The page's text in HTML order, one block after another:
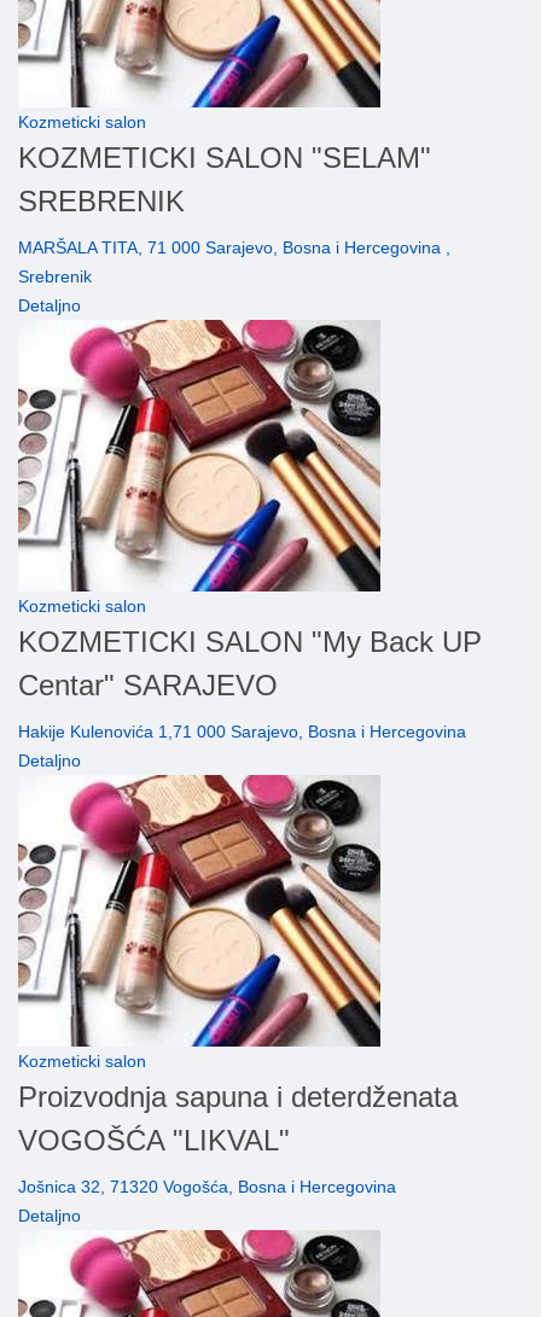
Kozmeticki salon
KOZMETICKI SALON "SELAM"
SREBRENIK
MARŠALA TITA, 71 000 Sarajevo, Bosna i Hercegovina ,
Srebrenik
Detaljno
Kozmeticki salon
KOZMETICKI SALON "My Back UP
Centar" SARAJEVO
Hakije Kulenovića 1,71 000 Sarajevo, Bosna i Hercegovina
Detaljno
Kozmeticki salon
Proizvodnja sapuna i deterdženata
VOGOŠĆA "LIKVAL"
Jošnica 32, 71320 Vogošća, Bosna i Hercegovina
Detaljno